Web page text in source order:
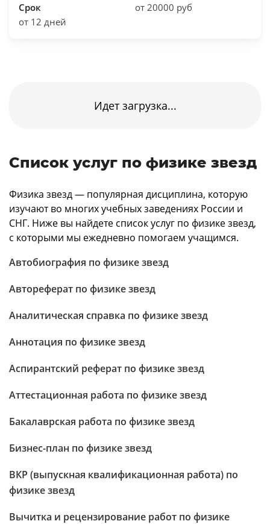
Срок
от 12 дней
от 20000 руб
Идет загрузка...
Список услуг по физике звезд
Физика звезд — популярная дисциплина, которую
изучают во многих учебных заведениях России и
СНГ. Ниже вы найдете список услуг по физике звезд,
с которыми мы ежедневно помогаем учащимся.
Автобиография по физике звезд
Автореферат по физике звезд
Аналитическая справка по физике звезд
Аннотация по физике звезд
Аспирантский реферат по физике звезд
Аттестационная работа по физике звезд
Бакалаврская работа по физике звезд
Бизнес-план по физике звезд
ВКР (выпускная квалификационная работа) по
физике звезд
Вычитка и рецензирование работ по физике